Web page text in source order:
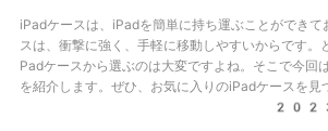
iPadケースは、iPadを簡単に持ち運ぶことができて
スは、衝撃に強く、手軽に移動しやすいからです。
Padケースから選ぶのは大変ですよね。そこで今回
を紹介します。ぜひ、お気に入りのiPadケースを見
2023